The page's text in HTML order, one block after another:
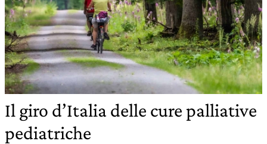
Il giro d’Italia delle cure palliative
pediatriche